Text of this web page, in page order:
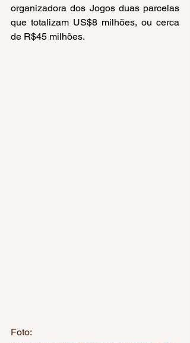
organizadora dos Jogos duas parcelas
que totalizam US$8 milhões, ou cerca
de R$45 milhões.
Foto: